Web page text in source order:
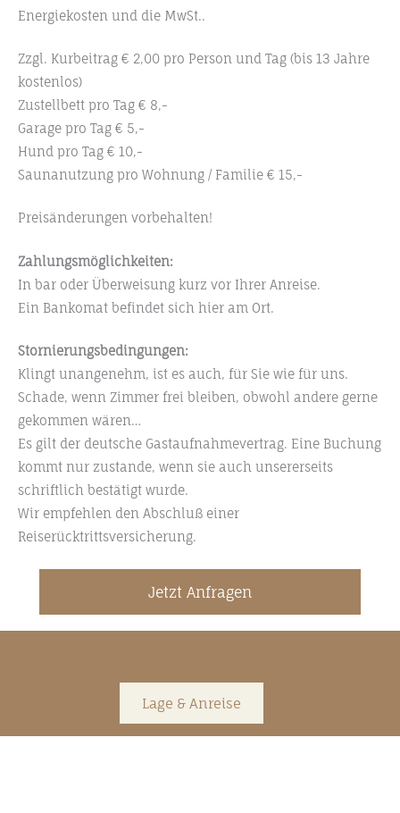
Energiekosten und die MwSt..
Zzgl. Kurbeitrag € 2,00 pro Person und Tag (bis 13 Jahre
kostenlos)
Zustellbett pro Tag € 8,-
Garage pro Tag € 5,-
Hund pro Tag € 10,-
Saunanutzung pro Wohnung / Familie € 15,-
Preisänderungen vorbehalten!
Zahlungsmöglichkeiten:
In bar oder Überweisung kurz vor Ihrer Anreise.
Ein Bankomat befindet sich hier am Ort.
Stornierungsbedingungen:
Klingt unangenehm, ist es auch, für Sie wie für uns.
Schade, wenn Zimmer frei bleiben, obwohl andere gerne
gekommen wären…
Es gilt der deutsche Gastaufnahmevertrag. Eine Buchung
kommt nur zustande, wenn sie auch unsererseits
schriftlich bestätigt wurde.
Wir empfehlen den Abschluß einer
Reiserücktrittsversicherung.
Jetzt Anfragen
Lage & Anreise